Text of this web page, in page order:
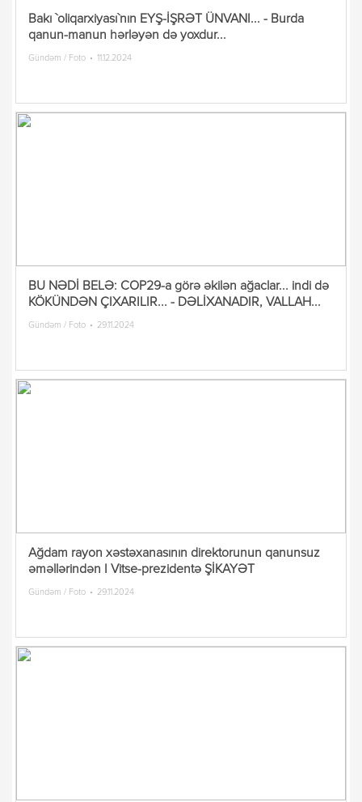
Bakı `oliqarxiyası`nın EYŞ-İŞRƏT ÜNVANI... - Burda
qanun-manun hərləyən də yoxdur...
Gündəm / Foto 11.12.2024
BU NƏDİ BELƏ: COP29-a görə əkilən ağaclar... indi də
KÖKÜNDƏN ÇIXARILIR... - DƏLİXANADIR, VALLAH...
Gündəm / Foto 29.11.2024
Ağdam rayon xəstəxanasının direktorunun qanunsuz
əməllərindən I Vitse-prezidentə ŞİKAYƏT
Gündəm / Foto 29.11.2024